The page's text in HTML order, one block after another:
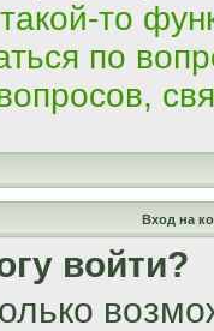
то
по
Вход на
войти?